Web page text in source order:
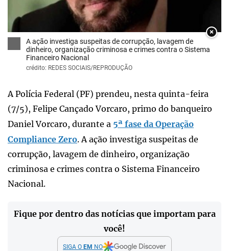
×
A ação investiga suspeitas de corrupção, lavagem de
dinheiro, organização criminosa e crimes contra o Sistema
Financeiro Nacional
crédito: REDES SOCIAIS/REPRODUÇÃO
A Polícia Federal (PF) prendeu, nesta quinta-feira
(7/5), Felipe Cançado Vorcaro, primo do banqueiro
Daniel Vorcaro, durante a 5ª fase da Operação
Compliance Zero. A ação investiga suspeitas de
corrupção, lavagem de dinheiro, organização
criminosa e crimes contra o Sistema Financeiro
Nacional.
Fique por dentro das notícias que importam para
você!
SIGA O EM NO